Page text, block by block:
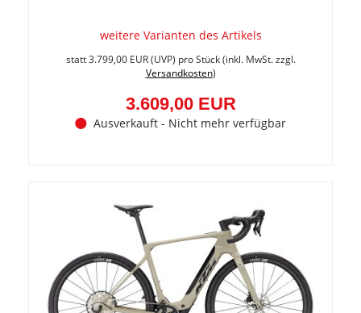
weitere Varianten des Artikels
statt3.799,00 EUR(UVP) pro Stück (inkl. MwSt. zzgl.
Versandkosten)
3.609,00 EUR
Ausverkauft - Nicht mehr verfügbar